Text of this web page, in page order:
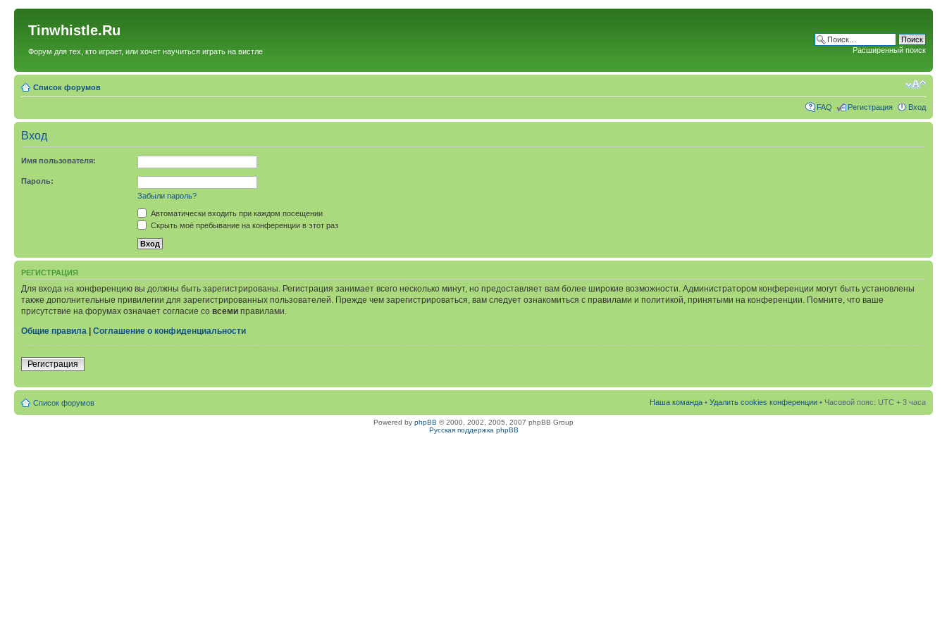
Tinwhistle.Ru
Форум для тех, кто играет, или хочет научиться играть на вистле Расширенный поиск
Список форумов
FAQ Регистрация Вход
Вход
Имя пользователя:
Пароль:
Забыли пароль?
Автоматически входить при каждом посещении
Скрыть моё пребывание на конференции в этот раз
РЕГИСТРАЦИЯ
Для входа на конференцию вы должны быть зарегистрированы. Регистрация занимает всего несколько минут, но предоставляет вам более широкие возможности. Администратором конференции могут быть установлены
также дополнительные привилегии для зарегистрированных пользователей. Прежде чем зарегистрироваться, вам следует ознакомиться с правилами и политикой, принятыми на конференции. Помните, что ваше
присутствие на форумах означает согласие со всеми правилами.
Общие правила
Соглашение о конфиденциальности
Регистрация
Список форумов Наша команда • Удалить cookies конференции • Часовой пояс: UTC + 3 часа
Powered by phpBB © 2000, 2002, 2005, 2007 phpBB Group
Русская поддержка phpBB